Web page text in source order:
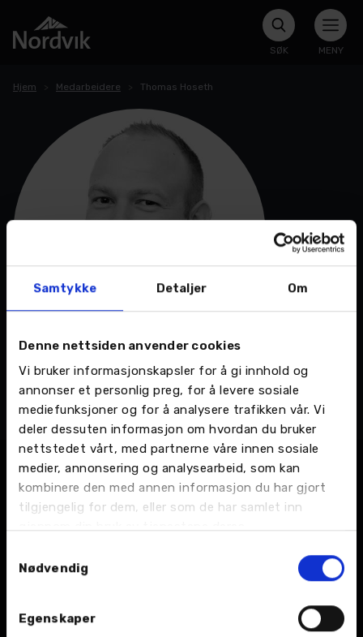
Samtykke Detaljer Om
Denne nettsiden anvender cookies
Vi bruker informasjonskapsler for å gi innhold og
annonser et personlig preg, for å levere sosiale
mediefunksjoner og for å analysere trafikken vår. Vi
deler dessuten informasjon om hvordan du bruker
nettstedet vårt, med partnerne våre innen sosiale
medier, annonsering og analysearbeid, som kan
kombinere den med annen informasjon du har gjort
tilgjengelig for dem, eller som de har samlet inn
gjennom din bruk av tjenestene deres.
Nødvendig
Egenskaper
SØK MENY
Hjem Medarbeidere Thomas Hoseth
Thomas Hoseth
Bodø - Stormyrveien 25, Bilverksted
Nybil